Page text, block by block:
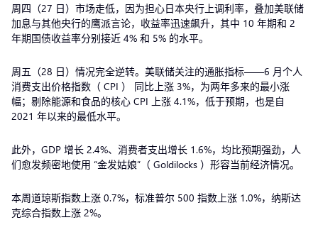
周四（27 日）市场走低，因为担心日本央行上调利率，叠加美联储
加息与其他央行的鹰派言论，收益率迅速飙升，其中 10 年期和 2
年期国债收益率分别接近 4% 和 5% 的水平。
周五（28 日）情况完全逆转。美联储关注的通胀指标——6 月个人
消费支出价格指数（ CPI ） 同比上涨 3%，为两年多来的最小涨
幅；剔除能源和食品的核心 CPI 上涨 4.1%，低于预期，也是自
2021 年以来的最低水平。
此外，GDP 增长 2.4%、消费者支出增长 1.6%，均比预期强劲，人
们愈发频密地使用 “金发姑娘”（ Goldilocks ）形容当前经济情况。
本周道琼斯指数上涨 0.7%，标准普尔 500 指数上涨 1.0%，纳斯达
克综合指数上涨 2%。